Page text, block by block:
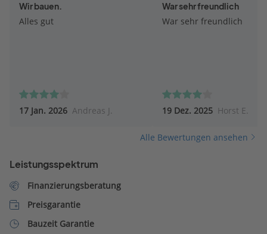
Wir bauen.
Alles gut
17 Jan. 2026 Andreas J.
War sehr freundlich
War sehr freundlich
19 Dez. 2025 Horst E.
Alle Bewertungen ansehen
Leistungsspektrum
Finanzierungsberatung
Preisgarantie
Bauzeit Garantie